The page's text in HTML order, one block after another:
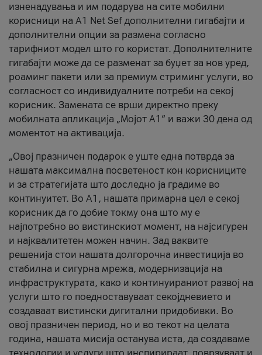
изненадувања и им подарува на сите мобилни
корисници на A1 Net Sef дополнителни гигабајти и
дополнителни опции за размена согласно
тарифниот модел што го користат. Дополнителните
гигабајти може да се разменат за буџет за нов уред,
роаминг пакети или за премиум стриминг услуги, во
согласност со индивидуалните потреби на секој
корисник. Замената се врши директно преку
мобилната апликација „Мојот А1“ и важи 30 дена од
моментот на активација.
„Овој празничен подарок е уште една потврда за
нашата максимална посветеност кон корисниците
и за стратегијата што доследно ја градиме во
континуитет. Во А1, нашата примарна цел е секој
корисник да го добие токму она што му е
најпотребно во вистинскиот момент, на најсигурен
и најквалитетен можен начин. Зад ваквите
решенија стои нашата долгорочна инвестиција во
стабилна и сигурна мрежа, модернизација на
инфраструктурата, како и континуираниот развој на
услуги што го поедноставуваат секојдневието и
создаваат вистински дигитални придобивки. Во
овој празничен период, но и во текот на целата
година, нашата мисија останува иста, да создаваме